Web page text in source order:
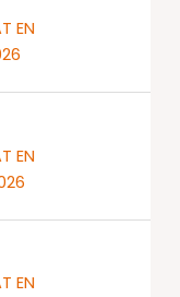
EN
EN
EN